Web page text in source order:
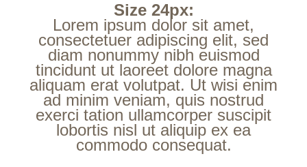
Size 24px:
Lorem ipsum dolor sit amet,
consectetuer adipiscing elit, sed
diam nonummy nibh euismod
tincidunt ut laoreet dolore magna
aliquam erat volutpat. Ut wisi enim
ad minim veniam, quis nostrud
exerci tation ullamcorper suscipit
lobortis nisl ut aliquip ex ea
commodo consequat.